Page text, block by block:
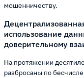
мошенничеству.
использование
доверительному
На протяжении
разбросаны по